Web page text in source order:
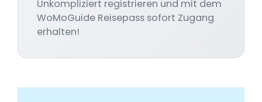
Unkompliziert registrieren und mit dem
WoMoGuide Reisepass sofort Zugang
erhalten!